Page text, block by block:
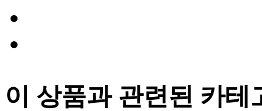
이 상품과 관련된 카테